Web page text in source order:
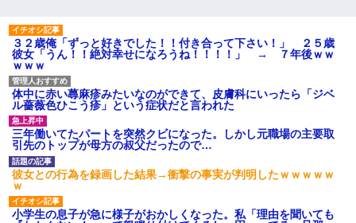
【衝撃】「史上最大のデマ、
流言飛語」と聞いて思いつくの
は？→大体一致する件w w w w
w w w
【怒報】電車乗り込みぼく
「おっ、可愛いミニスカＯＬち
ゃんの隣あいてんじゃん！座っ
たろ！」→結果w w w w w w w
w
【反抗期】 娘が水筒をぶん投
げ私の手の甲にヒット。私
「(泣)」娘「うっぜーな、泣くな
ら自分の部屋へいけ」私「手が
腫れて痛い」→手を見せると…
「...
私の通勤時間30分・夫の通勤
注意した
同僚ママ「いや…これはあ
が隠したものを見ると・・・
自分が過去に目撃した「なん
故の例
旦那の携帯に義母から着信。
（←義父）の誕生日ご飯どうす
る？」
みたよ
３２歳俺「ずっと好きでした！！付き合って下さい！」 ２５歳
彼女「うん！！絶対幸せになろうね！！！！」 → ７年後ｗｗ
ｗｗｗ
体中に赤い蕁麻疹みたいなのができて、皮膚科にいったら「ジベ
ル薔薇色ひこう疹」という症状だと言われた
三年働いてたパートを突然クビになった。しかし元職場の主要取
引先のトップが母方の叔父だったので…
彼女との行為を録画した結果→衝撃の事実が判明したｗｗｗｗｗ
ｗ
小学生の息子が急に様子がおかしくなった。私「理由を聞いても